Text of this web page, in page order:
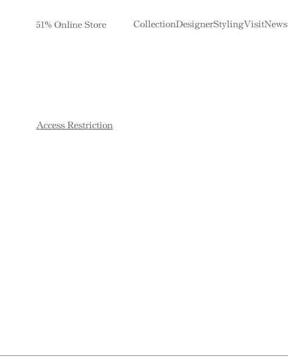
CollectionDesignerStylingVisitNews
Access Restriction